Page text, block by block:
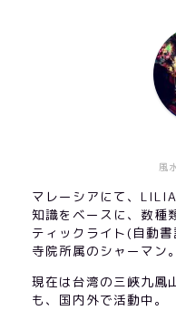
風
マレーシアにて、
知識をベースに、数種
ティックライト(自動
寺院所属のシャーマン。
現在は台湾の三峽九鳳
も、国内外で活動中。